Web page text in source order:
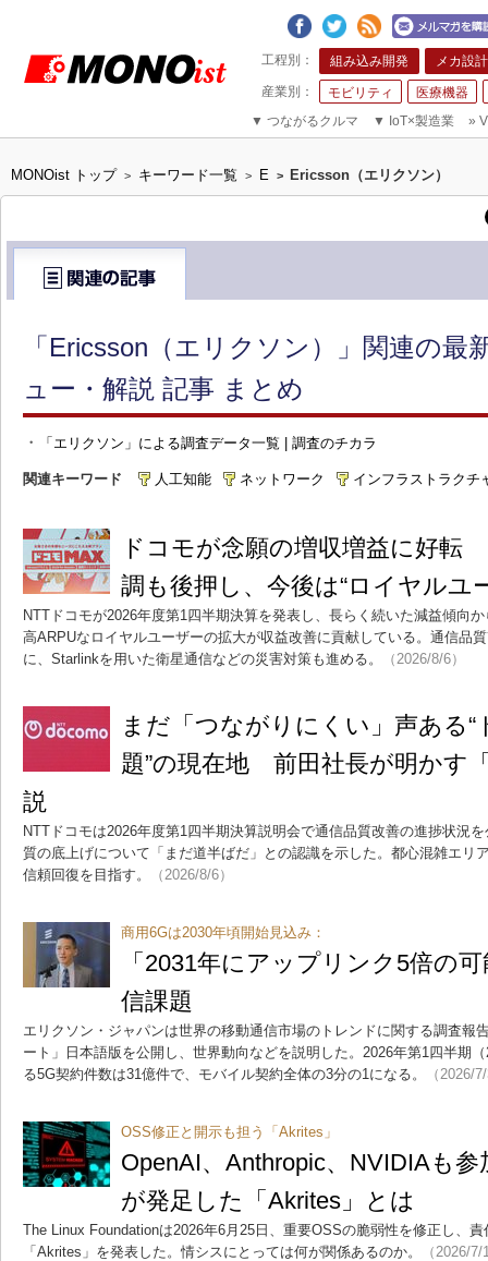
組み込み開発 メカ設計
モビリティ
医療機器
▼ つながるクルマ ▼ IoT×製造業 »
MONOist トップ > キーワード一覧 > E > Ericsson（エリクソン）
「Ericsson（エリクソン）」関連の最
ュー・解説 記事 まとめ
・ 「エリクソン」による調査データ一覧 | 調査のチカラ
関連キーワード 人工知能 ネットワーク インフラストラクチ
ドコモが念願の増収増益に好転
調も後押し、今後は“ロイヤルユ
NTTドコモが2026年度第1四半期決算を発表し、長らく続いた減益傾向
高ARPUなロイヤルユーザーの拡大が収益改善に貢献している。通信品
に、Starlinkを用いた衛星通信などの災害対策も進める。
（2026/8/6）
まだ「つながりにくい」声ある“
題”の現在地 前田社長が明かす
説
NTTドコモは2026年度第1四半期決算説明会で通信品質改善の進捗状況
質の底上げについて「まだ道半ばだ」との認識を示した。都心混雑エリ
信頼回復を目指す。
（2026/8/6）
商用6Gは2030年頃開始見込み：
「2031年にアップリンク5倍の
信課題
エリクソン・ジャパンは世界の移動通信市場のトレンドに関する調査報
ート」日本語版を公開し、世界動向などを説明した。2026年第1四半期
る5G契約件数は31億件で、モバイル契約全体の3分の1になる。
（2026/
OSS修正と開示も担う「Akrites」
OpenAI、Anthropic、NVIDIAも
が発足した「Akrites」とは
The Linux Foundationは2026年6月25日、重要OSSの脆弱性を修正し、
「Akrites」を発表した。情シスにとっては何が関係あるのか。
（2026/7/